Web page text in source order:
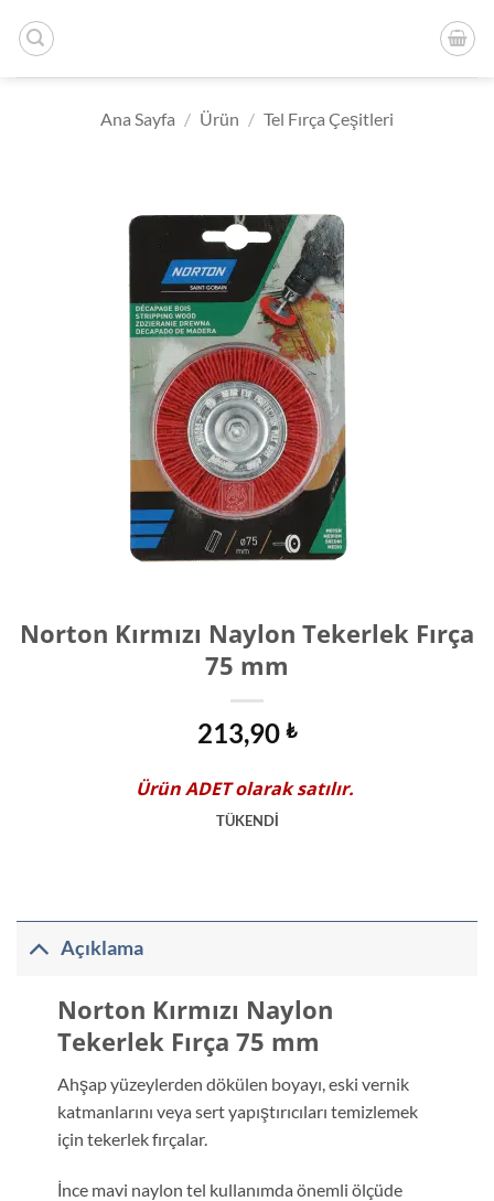
atla
Ana Sayfa / Ürün / Tel Fırça Çeşitleri
Norton Kırmızı Naylon Tekerlek Fırça
75 mm
213,90 ₺
ÜrünADETolarak satılır.
TÜKENDİ
Açıklama
Norton Kırmızı Naylon
Tekerlek Fırça 75 mm
Ahşap yüzeylerden dökülen boyayı, eski vernik
katmanlarını veya sert yapıştırıcıları temizlemek
için tekerlek fırçalar.
İnce mavi naylon tel kullanımda önemli ölçüde